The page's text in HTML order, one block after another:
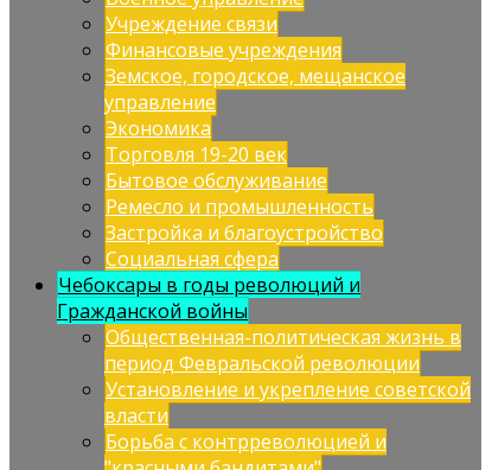
Учреждение связи
Финансовые учреждения
Земское, городское, мещанское
управление
Экономика
Торговля 19-20 век
Бытовое обслуживание
Ремесло и промышленность
Застройка и благоустройство
Социальная сфера
Чебоксары в годы революций и
Гражданской войны
Общественная-политическая жизнь в
период Февральской революции
Установление и укрепление советской
власти
Борьба с контрреволюцией и